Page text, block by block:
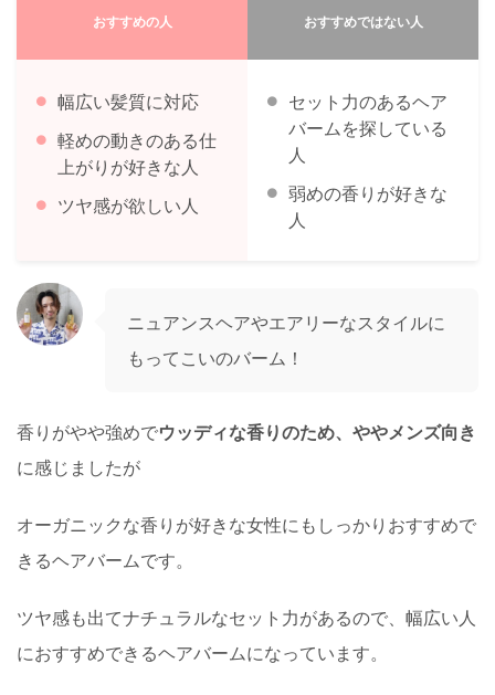
おすすめの人 おすすめではない人
幅広い髪質に対応
軽めの動きのある仕
上がりが好きな人
ツヤ感が欲しい人
セット力のあるヘア
バームを探している
人
弱めの香りが好きな
人
ニュアンスヘアやエアリーなスタイルに
もってこいのバーム！
香りがやや強めでウッディな香りのため、ややメンズ向き
に感じましたが
オーガニックな香りが好きな女性にもしっかりおすすめで
きるヘアバームです。
ツヤ感も出てナチュラルなセット力があるので、幅広い人
におすすめできるヘアバームになっています。